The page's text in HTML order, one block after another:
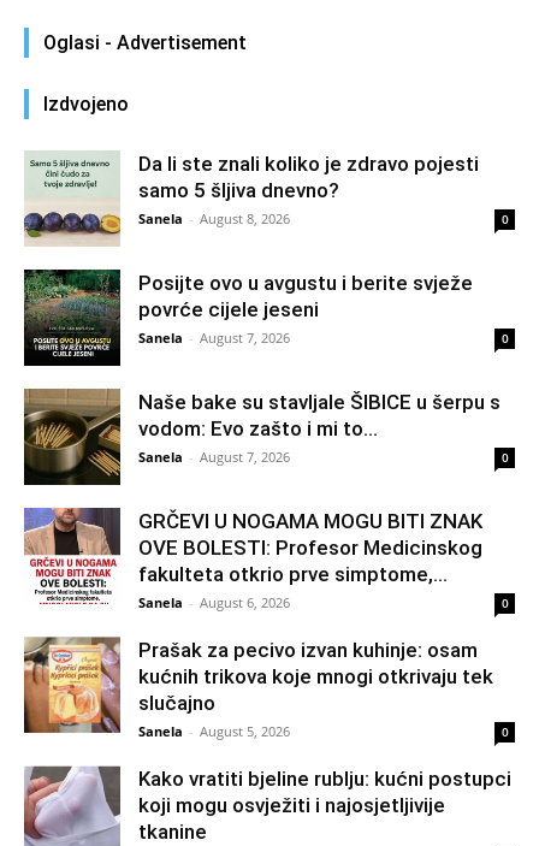
Oglasi - Advertisement
Izdvojeno
Da li ste znali koliko je zdravo pojesti
samo 5 šljiva dnevno?
Sanela - August 8, 2026 0
Posijte ovo u avgustu i berite svježe
povrće cijele jeseni
Sanela - August 7, 2026 0
Naše bake su stavljale ŠIBICE u šerpu s
vodom: Evo zašto i mi to...
Sanela - August 7, 2026 0
GRČEVI U NOGAMA MOGU BITI ZNAK
OVE BOLESTI: Profesor Medicinskog
fakulteta otkrio prve simptome,...
Sanela - August 6, 2026 0
Prašak za pecivo izvan kuhinje: osam
kućnih trikova koje mnogi otkrivaju tek
slučajno
Sanela - August 5, 2026 0
Kako vratiti bjeline rublju: kućni postupci
koji mogu osvježiti i najosjetljivije
tkanine